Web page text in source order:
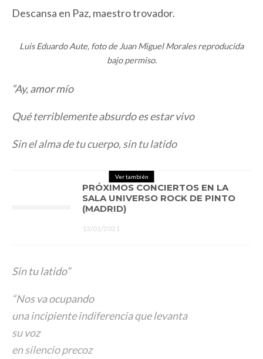
Descansa en Paz, maestro trovador.
Luis Eduardo Aute, foto de Juan Miguel Morales reproducida
bajo permiso.
“Ay, amor mío
Qué terriblemente absurdo es estar vivo
Sin el alma de tu cuerpo, sin tu latido
Ver también
PRÓXIMOS CONCIERTOS EN LA
SALA UNIVERSO ROCK DE PINTO
(MADRID)
13/01/2021
Sin tu latido”
“Nos va ocupando
una incipiente indiferencia que levanta
su voz
en silencio precoz